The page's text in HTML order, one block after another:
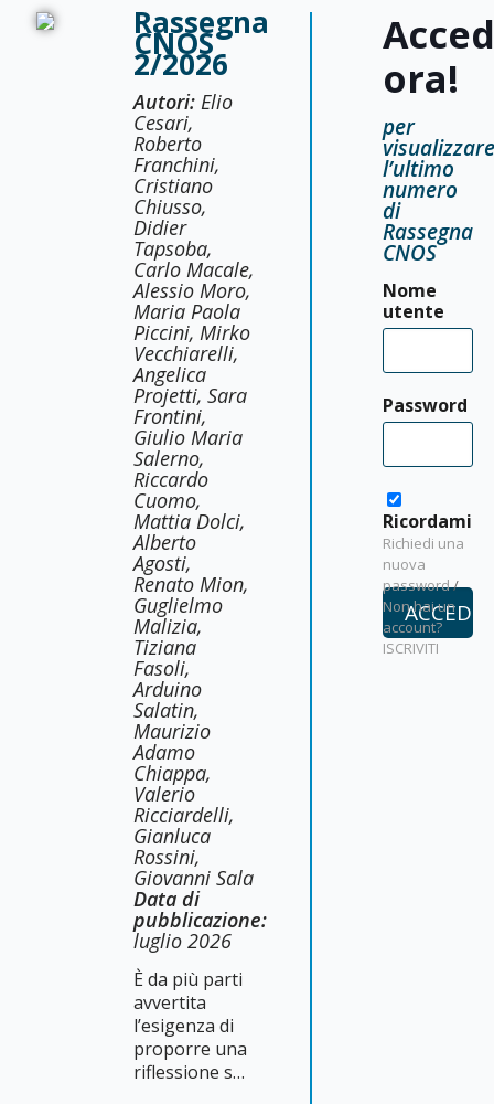
Rassegna
CNOS
2/2026
Autori: Elio
Cesari,
Roberto
Franchini,
Cristiano
Chiusso,
Didier
Tapsoba,
Carlo Macale,
Alessio Moro,
Maria Paola
Piccini, Mirko
Vecchiarelli,
Angelica
Projetti, Sara
Frontini,
Giulio Maria
Salerno,
Riccardo
Cuomo,
Mattia Dolci,
Alberto
Agosti,
Renato Mion,
Guglielmo
Malizia,
Tiziana
Fasoli,
Arduino
Salatin,
Maurizio
Adamo
Chiappa,
Valerio
Ricciardelli,
Gianluca
Rossini,
Giovanni Sala
Data di
pubblicazione:
luglio 2026
È da più parti
avvertita
l’esigenza di
proporre una
riflessione su
ora!
per
visualizzare
l’ultimo
numero
di
Rassegna
CNOS
Nome
utente
Password
Ricordami
Richiedi una
nuova
password/
Non hai un
account?
ISCRIVITI